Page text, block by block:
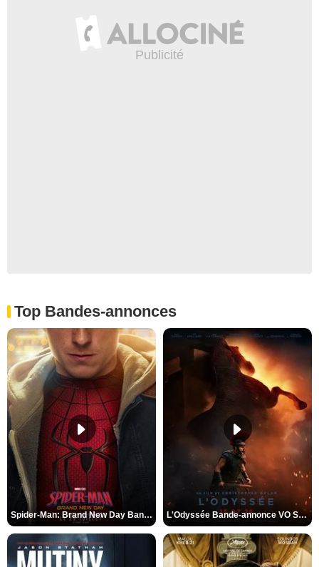
Top Bandes-annonces
Spider-Man: Brand New Day Bande-annonce VO STFR L'Odyssée Bande-annonce VO STFR